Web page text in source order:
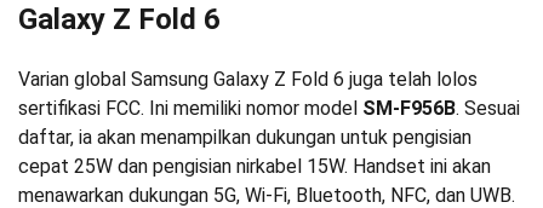
Galaxy Z Fold 6
Varian global Samsung Galaxy Z Fold 6 juga telah lolos
sertifikasi FCC. Ini memiliki nomor model SM-F956B. Sesuai
daftar, ia akan menampilkan dukungan untuk pengisian
cepat 25W dan pengisian nirkabel 15W. Handset ini akan
menawarkan dukungan 5G, Wi-Fi, Bluetooth, NFC, dan UWB.